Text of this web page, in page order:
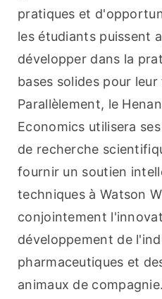
pratiques et
les étudiants puissent
développer dans la
bases solides pour
Parallèlement, le
Economics utilisera
de recherche
fournir un soutien
techniques à Watson
conjointement
développement de
pharmaceutiques et
animaux de compagnie.